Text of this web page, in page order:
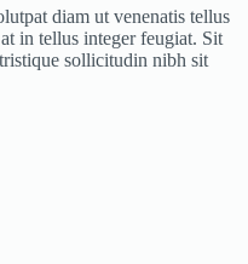
diam ut venenatis tellus
in tellus integer feugiat. Sit
sollicitudin nibh sit